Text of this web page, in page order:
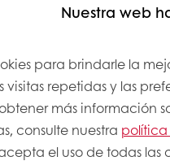
del covid, ya que
se ha
busquen
productos que sean
Nuestra web
para brindarle la
visitas repetidas y las
más información
consulte nuestra
el uso de todas las